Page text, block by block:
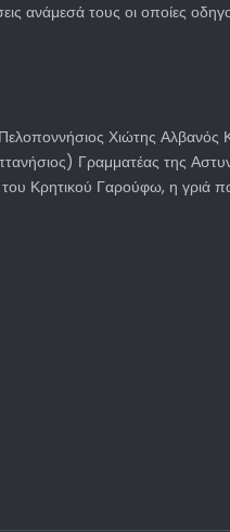
ανάμεσά τους οι οποίες
Χιώτης Αλβανός
Γραμματέας της
Κρητικού Γαρούφω, η γριά